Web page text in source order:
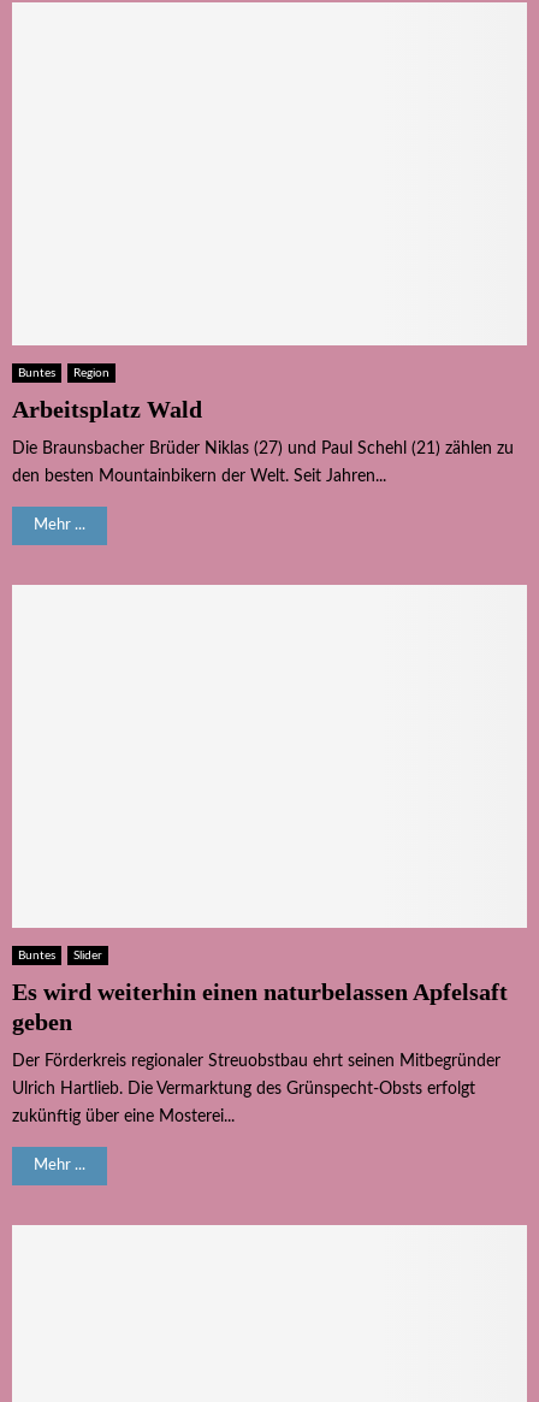
Buntes Region
Arbeitsplatz Wald
Die Braunsbacher Brüder Niklas (27) und Paul Schehl (21) zählen zu
den besten Mountainbikern der Welt. Seit Jahren...
Mehr ...
Buntes Slider
Es wird weiterhin einen naturbelassen Apfelsaft
geben
Der Förderkreis regionaler Streuobstbau ehrt seinen Mitbegründer
Ulrich Hartlieb. Die Vermarktung des Grünspecht-Obsts erfolgt
zukünftig über eine Mosterei...
Mehr ...